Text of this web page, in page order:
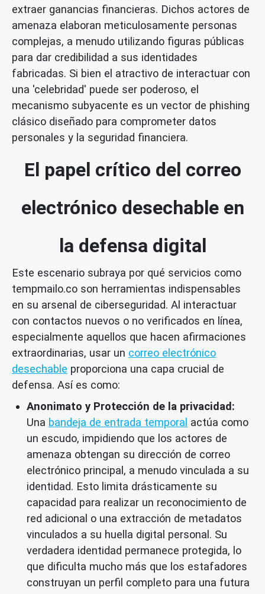
extraer ganancias financieras. Dichos actores de
amenaza elaboran meticulosamente personas
complejas, a menudo utilizando figuras públicas
para dar credibilidad a sus identidades
fabricadas. Si bien el atractivo de interactuar con
una 'celebridad' puede ser poderoso, el
mecanismo subyacente es un vector de phishing
clásico diseñado para comprometer datos
personales y la seguridad financiera.
El papel crítico del correo
electrónico desechable en
la defensa digital
Este escenario subraya por qué servicios como
tempmailo.co son herramientas indispensables
en su arsenal de ciberseguridad. Al interactuar
con contactos nuevos o no verificados en línea,
especialmente aquellos que hacen afirmaciones
extraordinarias, usar un correo electrónico
desechable proporciona una capa crucial de
defensa. Así es como:
Anonimato y Protección de la privacidad:
Una bandeja de entrada temporal actúa como
un escudo, impidiendo que los actores de
amenaza obtengan su dirección de correo
electrónico principal, a menudo vinculada a su
identidad. Esto limita drásticamente su
capacidad para realizar un reconocimiento de
red adicional o una extracción de metadatos
vinculados a su huella digital personal. Su
verdadera identidad permanece protegida, lo
que dificulta mucho más que los estafadores
construyan un perfil completo para una futura